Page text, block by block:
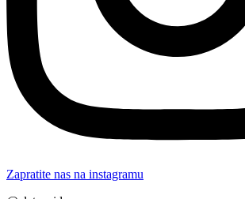
Zapratite nas na instagramu